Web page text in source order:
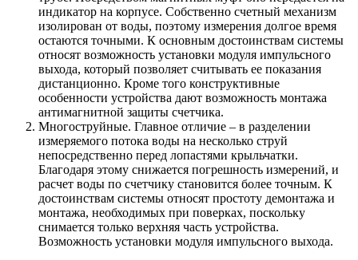
индикатор на корпусе. Собственно счетный механизм
изолирован от воды, поэтому измерения долгое время
остаются точными. К основным достоинствам системы
относят возможность установки модуля импульсного
выхода, который позволяет считывать ее показания
дистанционно. Кроме того конструктивные
особенности устройства дают возможность монтажа
антимагнитной защиты счетчика.
Многоструйные. Главное отличие – в разделении
измеряемого потока воды на несколько струй
непосредственно перед лопастями крыльчатки.
Благодаря этому снижается погрешность измерений, и
расчет воды по счетчику становится более точным. К
достоинствам системы относят простоту демонтажа и
монтажа, необходимых при поверках, поскольку
снимается только верхняя часть устройства.
Возможность установки модуля импульсного выхода.